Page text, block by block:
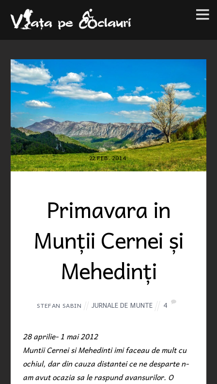
22FEB.2014
Primavara in
Munții Cernei și
Mehedinți
STEFAN SABIN JURNALE DE MUNTE 4
28 aprilie- 1 mai 2012
Muntii Cernei si Mehedinti imi faceau de mult cu
ochiul, dar din cauza distantei ce ne desparte n-
am avut ocazia sa le raspund avansurilor. O